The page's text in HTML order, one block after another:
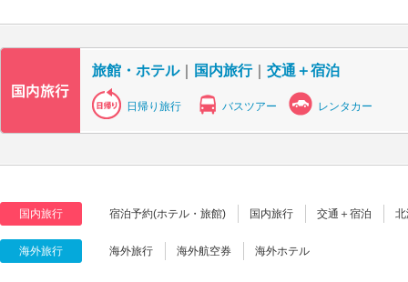
旅館・ホテル｜ 国内旅行｜ 交通＋宿泊
日帰り旅行 バスツアー レンタカー
国内旅行 宿泊予約(ホテル・旅館) 国内旅行 交通＋宿泊
海外旅行 海外旅行 海外航空券 海外ホテル